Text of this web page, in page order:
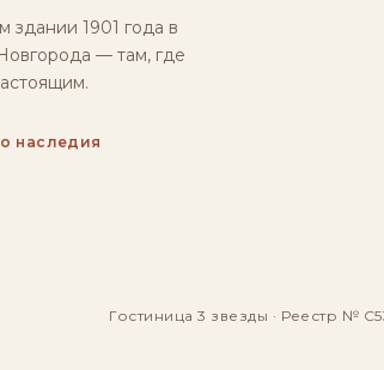
здании 1901 года в
— там, где
наследия
Гостиница 3 звезды · Реестр №